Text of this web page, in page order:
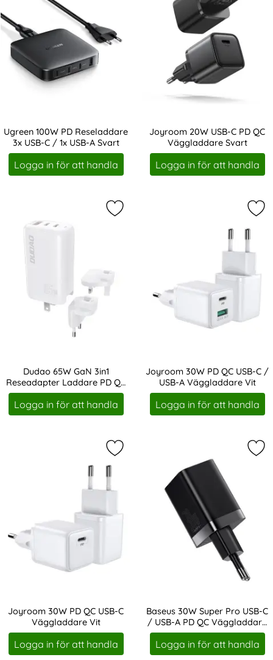
Ugreen 100W PD Reseladdare
3x USB-C / 1x USB-A Svart
Art. nr 202262
Logga in för att handla
Joyroom 20W USB-C PD QC
Väggladdare Svart
Art. nr 202269
Logga in för att handla
Dudao 65W GaN 3in1
Reseadapter Laddare PD QC
Vit
Art. nr 202281
Logga in för att handla
Markera dudao 65W GaN 3in1
Joyroom 30W PD QC USB-C /
USB-A Väggladdare Vit
Art. nr 202284
Logga in för att handla
Joyroom 30W PD QC USB-C
Väggladdare Vit
Art. nr 202285
Logga in för att handla
Markera joyroom 30W PD QC
Baseus 30W Super Pro USB-C
/ USB-A PD QC Väggladdare
Svart
Art. nr 202287
Logga in för att handla